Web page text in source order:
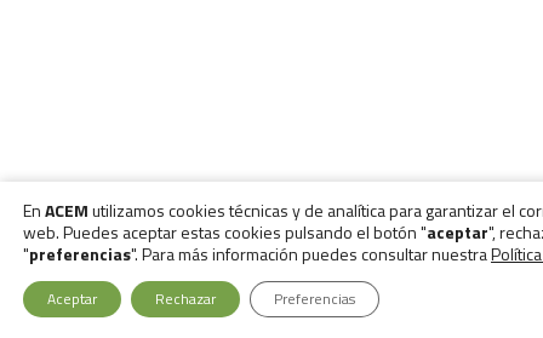
EnACEMutilizamos cookies técnicas y de analítica para garantizar el
web. Puedes aceptar estas cookies pulsando el botón "aceptar",
"preferencias". Para más información puedes consultar nuestra
Aceptar Rechazar Preferencias